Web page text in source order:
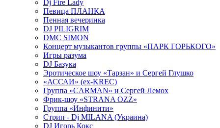
Dj Fire Lady
Певица ПЛАНКА
Пенная вечеринка
DJ PILIGRIM
DMC SIMON
Концерт музыкантов группы «ПАРК ГОРЬКОГО»
Игры разума
DJ Базука
Эротическое шоу «Тарзан» и Сергей Глушко
«АССАИ» (ex-KREC)
Группа «CARMAN» и Сергей Лемох
Фрик-шоу «STRANA OZZ»
Группа «Инфинити»
Стрип - Dj MILANA (Украина)
DJ Игорь Кокс